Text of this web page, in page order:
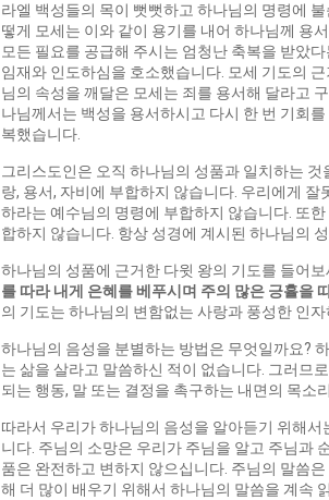
라엘 백성들의 목이 뻣뻣하고 하나님의 명령에
떻게 모세는 이와 같이 용기를 내어 하나님께 용
모든 필요를 공급해 주시는 엄청난 축복을 받았
임재와 인도하심을 호소했습니다. 모세 기도의
님의 속성을 깨달은 모세는 죄를 용서해 달라고
나님께서는 백성을 용서하시고 다시 한 번 기회
복했습니다.
그리스도인은 오직 하나님의 성품과 일치하는
랑, 용서, 자비에 부합하지 않습니다. 우리에게
하라는 예수님의 명령에 부합하지 않습니다. 또
합하지 않습니다. 항상 성경에 계시된 하나님의
하나님의 성품에 근거한 다윗 왕의 기도를 들어
를 따라 내게 은혜를 베푸시며 주의 많은 긍휼을
의 기도는 하나님의 변함없는 사랑과 풍성한 인
하나님의 음성을 분별하는 방법은 무엇일까요?
는 삶을 살라고 말씀하신 적이 없습니다. 그러므
되는 행동, 말 또는 결정을 촉구하는 내면의 목소
따라서 우리가 하나님의 음성을 알아듣기 위해
니다. 주님의 소망은 우리가 주님을 알고 주님과
품은 완전하고 변하지 않으십니다. 주님의 말씀
해 더 많이 배우기 위해서 하나님의 말씀을 계속